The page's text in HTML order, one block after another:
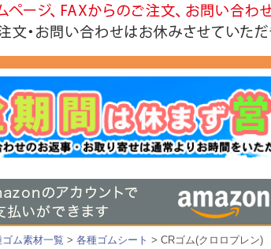
ゴム素材一覧 > 各種ゴムシート > CRゴム(クロロプレン)